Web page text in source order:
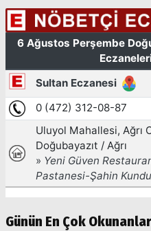
Günün En Çok